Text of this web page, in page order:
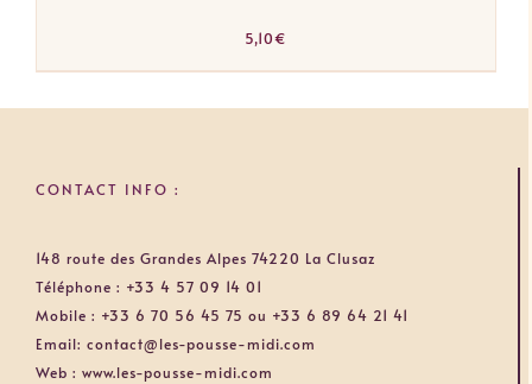
5,10€
CONTACT INFO :
148 route des Grandes Alpes 74220 La Clusaz
Téléphone : +33 4 57 09 14 01
Mobile : +33 6 70 56 45 75 ou +33 6 89 64 21 41
Email: contact@les-pousse-midi.com
Web : www.les-pousse-midi.com